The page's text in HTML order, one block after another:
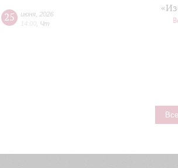
25 июня 2026
14:00 Чт